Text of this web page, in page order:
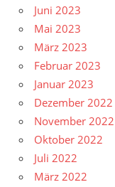
Juni 2023
Mai 2023
März 2023
Februar 2023
Januar 2023
Dezember 2022
November 2022
Oktober 2022
Juli 2022
März 2022